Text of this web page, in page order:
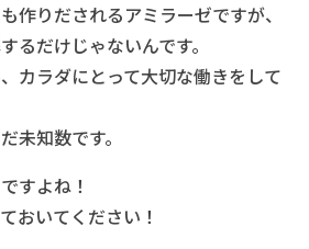
作りだされるアミラーゼですが、
るだけじゃないんです。
カラダにとって大切な働きをして
未知数です。
すよね！
おいてください！